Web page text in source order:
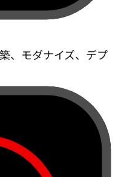
、モダナイズ、デプ